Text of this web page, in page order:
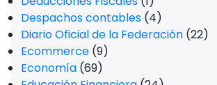
Despachos contables (4)
Diario Oficial de la Federación (22)
Ecommerce (9)
Economía (69)